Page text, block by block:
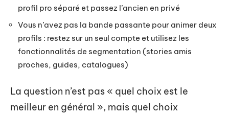
profil pro séparé et passez l’ancien en privé
Vous n’avez pas la bande passante pour animer deux
profils : restez sur un seul compte et utilisez les
fonctionnalités de segmentation (stories amis
proches, guides, catalogues)
La question n’est pas « quel choix est le
meilleur en général », mais quel choix